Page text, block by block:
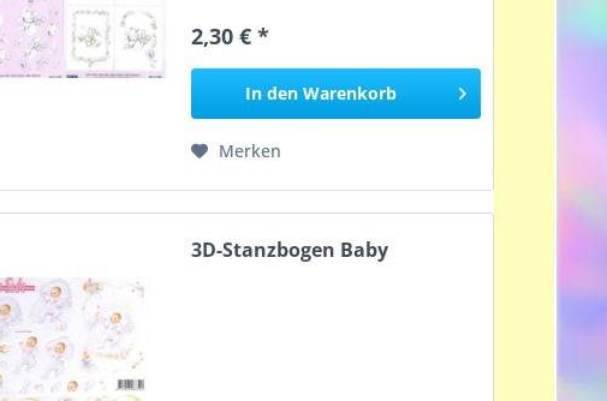
2,30 € *
In den Warenkorb
Merken
3D-Stanzbogen Baby